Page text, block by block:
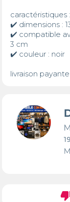
caractéristiques :
✔️ dimensions :
✔️ compatible
3 cm
✔️ couleur : noir
livraison payante